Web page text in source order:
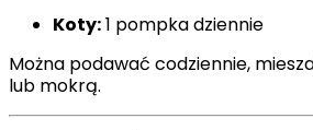
Koty:1 pompka dziennie
Można podawać codziennie,
lub mokrą.